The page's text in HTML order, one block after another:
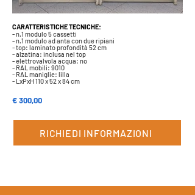
CARATTERISTICHE TECNICHE:
- n.1 modulo 5 cassetti
- n.1 modulo ad anta con due ripiani
- top: laminato profondità 52 cm
- alzatina: inclusa nel top
- elettrovalvola acqua: no
- RAL mobili: 9010
- RAL maniglie: lilla
- LxPxH 110 x 52 x 84 cm
€ 300,00
RICHIEDI INFORMAZIONI